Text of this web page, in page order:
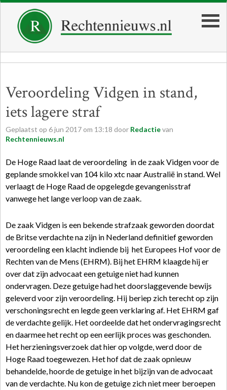
Veroordeling Vidgen in stand,
iets lagere straf
Geplaatst op 6jun 2017 om 13:18 door Redactievan
Rechtennieuws.nl
De Hoge Raad laat de veroordeling in de zaak Vidgen voor de
geplande smokkel van 104 kilo xtc naar Australië in stand. Wel
verlaagt de Hoge Raad de opgelegde gevangenisstraf
vanwege het lange verloop van de zaak.
De zaak Vidgen is een bekende strafzaak geworden doordat
de Britse verdachte na zijn in Nederland definitief geworden
veroordeling een klacht indiende bij het Europees Hof voor de
Rechten van de Mens (EHRM). Bij het EHRM klaagde hij er
over dat zijn advocaat een getuige niet had kunnen
ondervragen. Deze getuige had het doorslaggevende bewijs
geleverd voor zijn veroordeling. Hij beriep zich terecht op zijn
verschoningsrecht en legde geen verklaring af. Het EHRM gaf
de verdachte gelijk. Het oordeelde dat het ondervragingsrecht
en daarmee het recht op een eerlijk proces was geschonden.
Het herzieningsverzoek dat hier op volgde, werd door de
Hoge Raad toegewezen. Het hof dat de zaak opnieuw
behandelde, hoorde de getuige in het bijzijn van de advocaat
van de verdachte. Nu kon de getuige zich niet meer beroepen